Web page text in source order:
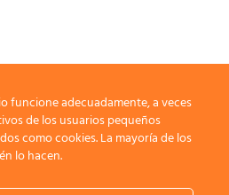
funcione adecuadamente, a veces
de los usuarios pequeños
como cookies. La mayoría de los
lo hacen.